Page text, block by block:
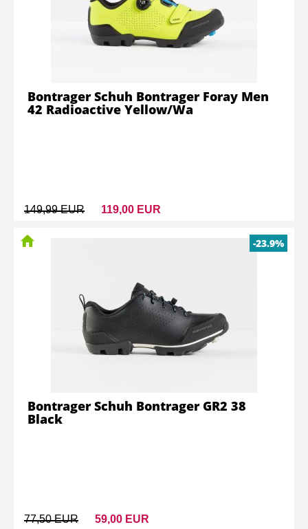
149,99 EUR 119,00 EUR
Bontrager Schuh Bontrager Foray Men
42 Radioactive Yellow/Wa
-23.9%
77,50 EUR 59,00 EUR
Bontrager Schuh Bontrager GR2 38
Black